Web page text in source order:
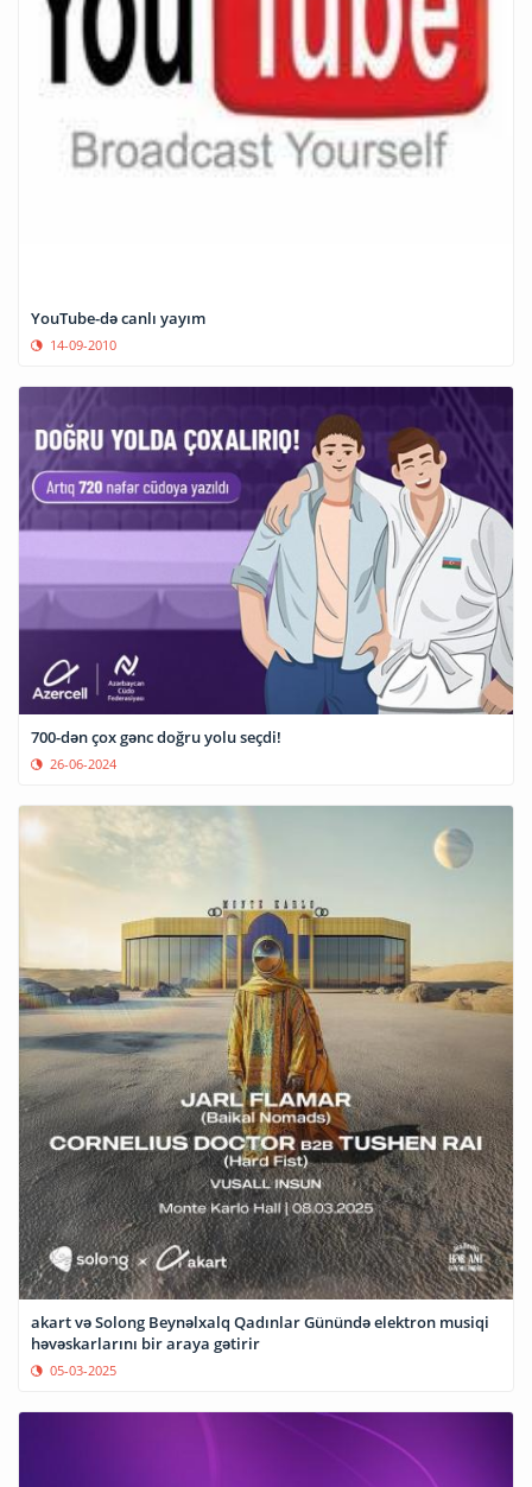
YouTube-də canlı yayım
14-09-2010
700-dən çox gənc doğru yolu seçdi!
26-06-2024
akart və Solong Beynəlxalq Qadınlar Günündə elektron musiqi
həvəskarlarını bir araya gətirir
05-03-2025